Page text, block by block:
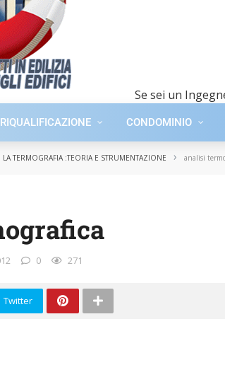
Se sei un
RIQUALIFICAZIONE CONDOMINIO
LA TERMOGRAFIA :TEORIA E STRUMENTAZIONE › analisi
0 271
Twitter